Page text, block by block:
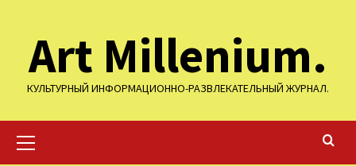
содержимому
Art Millenium.
КУЛЬТУРНЫЙ ИНФОРМАЦИОННО-РАЗВЛЕКАТЕЛЬНЫЙ ЖУРНАЛ.
меню